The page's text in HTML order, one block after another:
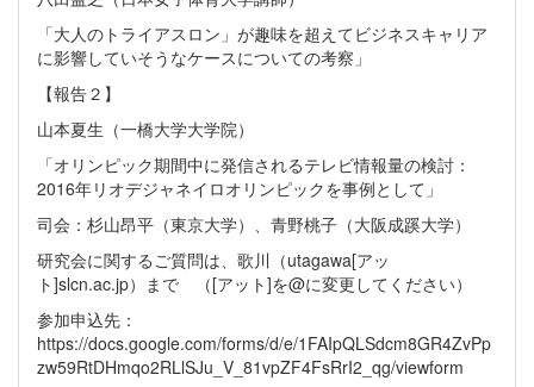
「大人のトライアスロン」が趣味を超えてビジネスキャリア
に影響していそうなケースについての考察」
【報告２】
山本夏生（一橋大学大学院）
「オリンピック期間中に発信されるテレビ情報量の検討：
2016年リオデジャネイロオリンピックを事例として」
司会：杉山昂平（東京大学）、青野桃子（大阪成蹊大学）
研究会に関するご質問は、歌川（utagawa[アッ
ト]slcn.ac.jp）まで （[アット]を@に変更してください）
参加申込先：
https://docs.google.com/forms/d/e/1FAIpQLSdcm8GR4ZvPp
zw59RtDHmqo2RLlSJu_V_81vpZF4FsRrI2_qg/viewform